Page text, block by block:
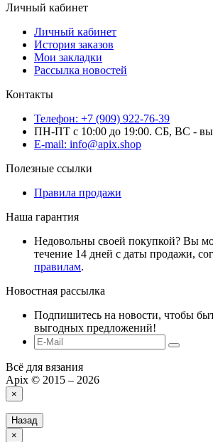
Личный кабинет
Личный кабинет
История заказов
Мои закладки
Рассылка новостей
Контакты
Телефон: +7 (909) 922-76-39
ПН-ПТ с 10:00 до 19:00. СБ, ВС -
E-mail: info@apix.shop
Полезные ссылки
Правила продажи
Наша гарантия
Недовольны своей покупкой? Вы
течение 14 дней с даты продажи,
правилам.
Новостная рассылка
Подпишитесь на новости, чтобы
выгодных предложений!
Всё для вязания
Apix © 2015 – 2026
×
Назад
×